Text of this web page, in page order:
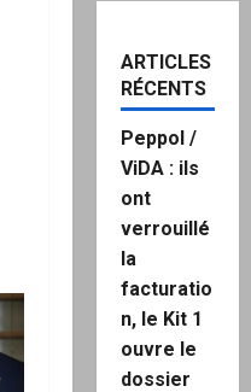
ARTICLES
RÉCENTS
Peppol /
ViDA : ils
ont
verrouillé
la
facturatio
n, le Kit 1
ouvre le
dossier